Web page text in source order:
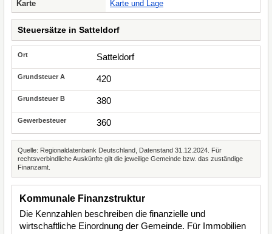
Karte
Karte und Lage
Steuersätze in Satteldorf
Satteldorf
420
380
360
Quelle: Regionaldatenbank Deutschland, Datenstand 31.12.2024. Für
rechtsverbindliche Auskünfte gilt die jeweilige Gemeinde bzw. das zuständige
Finanzamt.
Kommunale Finanzstruktur
Die Kennzahlen beschreiben die finanzielle und
wirtschaftliche Einordnung der Gemeinde. Für Immobilien